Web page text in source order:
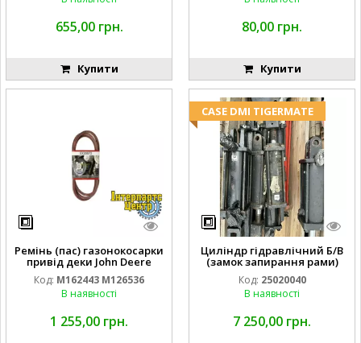
655,00 грн.
Купити
80,00 грн.
Купити
Ремінь (пас) газонокосарки
привід деки John Deere
M162443 M126536
Код: M162443 M126536
В наявності
1 255,00 грн.
CASE DMI TIGERMATE
Циліндр гідравлічний Б/В
(замок запирання рами)
2''X4'' 25320040
Код: 25020040
В наявності
7 250,00 грн.